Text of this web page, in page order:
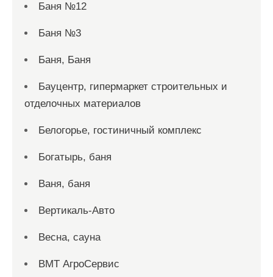
Баня №12
Баня №3
Баня, Баня
Бауцентр, гипермаркет строительных и
отделочных материалов
Белогорье, гостиничный комплекс
Богатырь, баня
Ваня, баня
Вертикаль-Авто
Весна, сауна
ВМТ АгроСервис